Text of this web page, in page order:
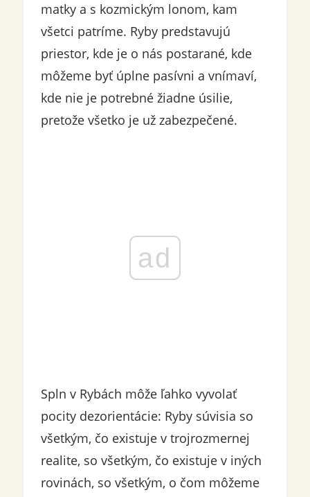
matky a s kozmickým lonom, kam
všetci patríme. Ryby predstavujú
priestor, kde je o nás postarané, kde
môžeme byť úplne pasívni a vnímaví,
kde nie je potrebné žiadne úsilie,
pretože všetko je už zabezpečené.
ad
Spln v Rybách môže ľahko vyvolať
pocity dezorientácie: Ryby súvisia so
všetkým, čo existuje v trojrozmernej
realite, so všetkým, čo existuje v iných
rovinách, so všetkým, o čom môžeme